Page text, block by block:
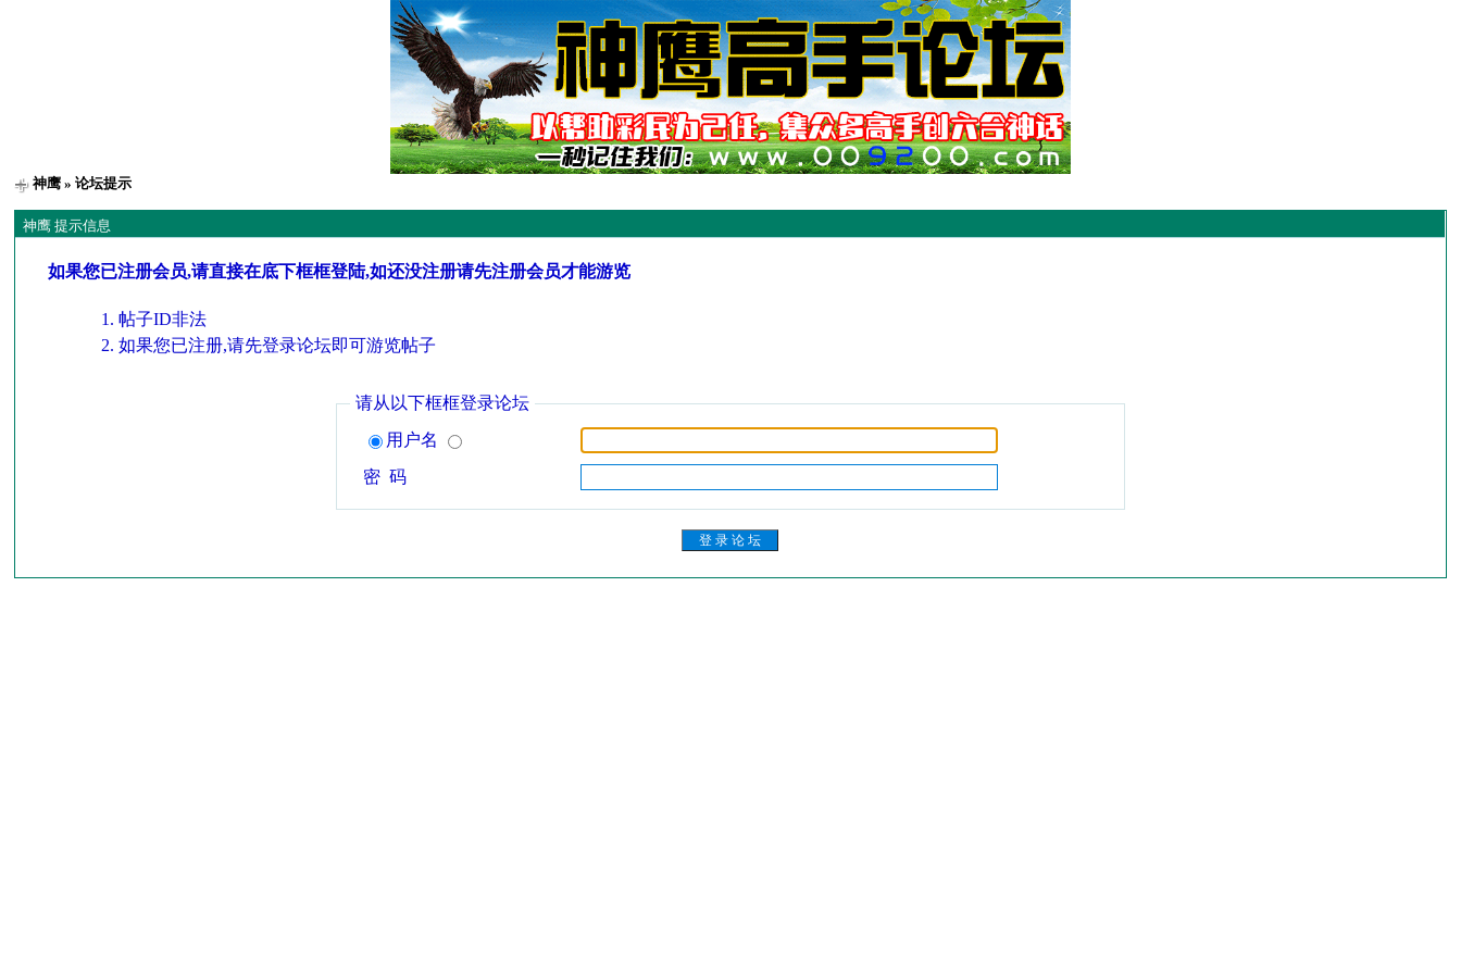
神鹰 » 论坛提示
神鹰 提示信息
如果您已注册会员,请直接在底下框框登陆,如还没注册请先注册会员才能游览
帖子ID非法
如果您已注册,请先登录论坛即可游览帖子
请从以下框框登录论坛
用户名
密 码